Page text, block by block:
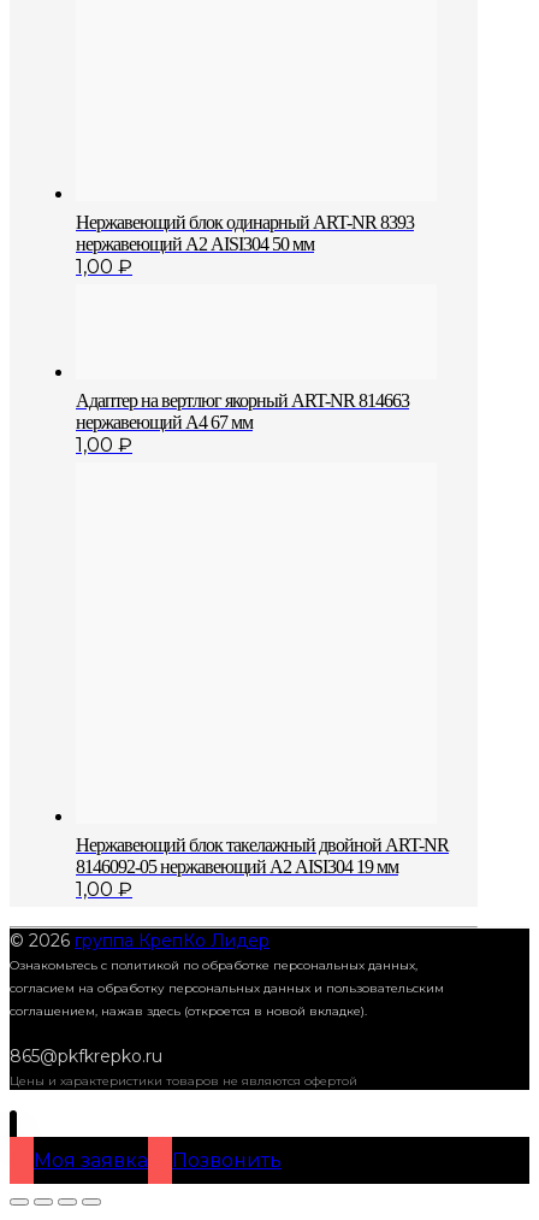
Нержавеющий блок одинарный АRT-NR 8393
нержавеющий А2 AISI304 50 мм
1,00 ₽
Адаптер на вертлюг якорный ART-NR 814663
нержавеющий A4 67 мм
1,00 ₽
Нержавеющий блок такелажный двойной ART-NR
8146092-05 нержавеющий А2 AISI304 19 мм
1,00 ₽
© 2026 группа КрепКо Лидер
Ознакомьтесь с политикой по обработке персональных данных,
согласием на обработку персональных данных и пользовательским
соглашением, нажав здесь (откроется в новой вкладке).
865@pkfkrepko.ru
Цены и характеристики товаров не являются офертой
Моя заявка Позвонить